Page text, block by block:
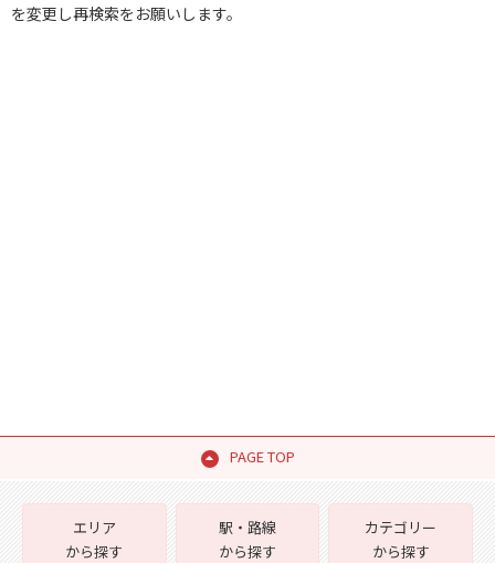
を変更し再検索をお願いします。
PAGE TOP
エリア
から探す
駅・路線
から探す
カテゴリー
から探す